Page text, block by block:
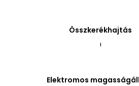
Összkerékhajtás
I
Elektromos